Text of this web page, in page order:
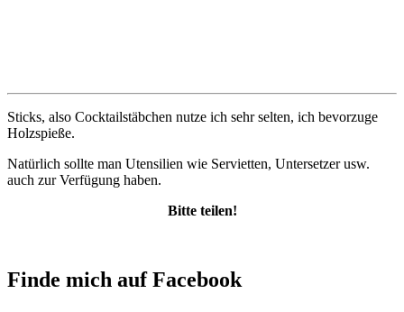
Sticks, also Cocktailstäbchen nutze ich sehr selten, ich bevorzuge
Holzspieße.
Natürlich sollte man Utensilien wie Servietten, Untersetzer usw.
auch zur Verfügung haben.
Bitte teilen!
Finde mich auf Facebook